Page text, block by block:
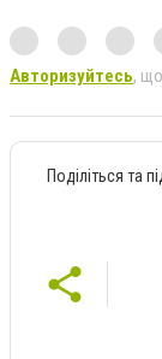
Авторизуйтесь,
Поділіться та